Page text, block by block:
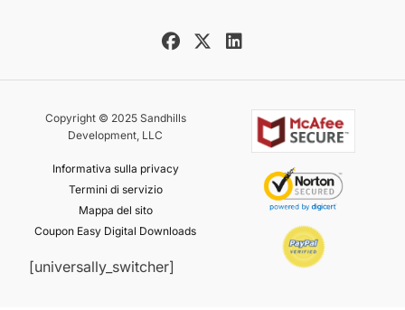
Copyright © 2025 Sandhills
Development, LLC
Informativa sulla privacy
Termini di servizio
Mappa del sito
Coupon Easy Digital Downloads
[universally_switcher]